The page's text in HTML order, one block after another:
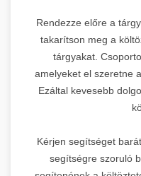
Rendezze előre a
takarítson meg a
tárgyakat.
amelyeket el szeretne
Ezáltal kevesebb
Kérjen segítséget
segítségre szoruló